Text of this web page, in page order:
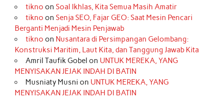
b
o
k
a
r
a
m
o
k
e
r
e
s
t
e
d
I
n
t
r
u
e
tikno on Soal Ikhlas, Kita Semua Masih Amatir
tikno on Senja SEO, Fajar GEO: Saat Mesin Pencari
Berganti Menjadi Mesin Penjawab
tikno on Nusantara di Persimpangan Gelombang:
Konstruksi Maritim, Laut Kita, dan Tanggung Jawab Kita
Amril Taufik Gobel on UNTUK MEREKA, YANG
MENYISAKAN JEJAK INDAH DI BATIN
Musniaty Musni on UNTUK MEREKA, YANG
MENYISAKAN JEJAK INDAH DI BATIN